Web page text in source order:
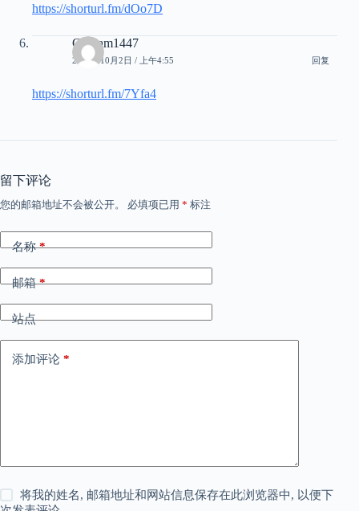
https://shorturl.fm/dOo7D
Graham1447
2025年10月2日 / 上午4:55 回复
https://shorturl.fm/7Yfa4
留下评论
您的邮箱地址不会被公开。 必填项已用 * 标注
名称*
邮箱*
站点
添加评论 *
将我的姓名, 邮箱地址和网站信息保存在此浏览器中, 以便下